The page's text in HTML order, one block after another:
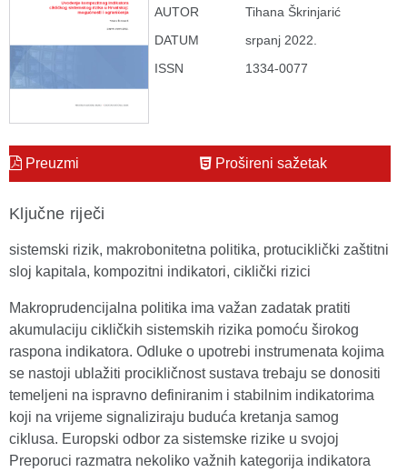
AUTOR
Tihana Škrinjarić
DATUM
srpanj 2022.
ISSN
1334-0077
Preuzmi Prošireni sažetak
Ključne riječi
sistemski rizik, makrobonitetna politika, protuciklički zaštitni
sloj kapitala, kompozitni indikatori, ciklički rizici
Makroprudencijalna politika ima važan zadatak pratiti
akumulaciju cikličkih sistemskih rizika pomoću širokog
raspona indikatora. Odluke o upotrebi instrumenata kojima
se nastoji ublažiti procikličnost sustava trebaju se donositi
temeljeni na ispravno definiranim i stabilnim indikatorima
koji na vrijeme signaliziraju buduća kretanja samog
ciklusa. Europski odbor za sistemske rizike u svojoj
Preporuci razmatra nekoliko važnih kategorija indikatora